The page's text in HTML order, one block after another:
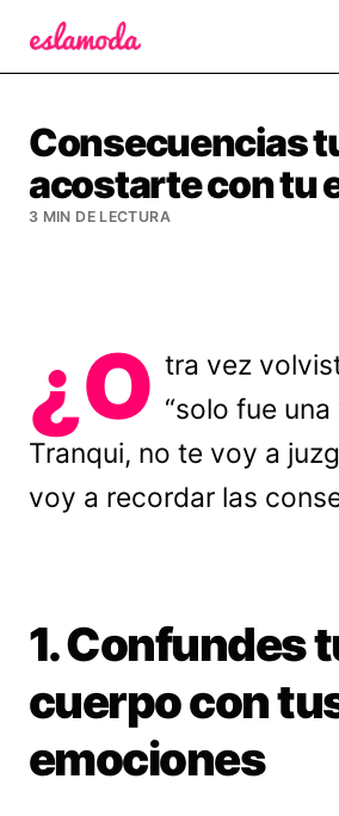
Consecuencias
acostarte con tu
3 MIN DE LECTURA
¿O tra vez
“solo fue una
Tranqui, no te voy a
voy a recordar las
1. Confundes
cuerpo con
emociones